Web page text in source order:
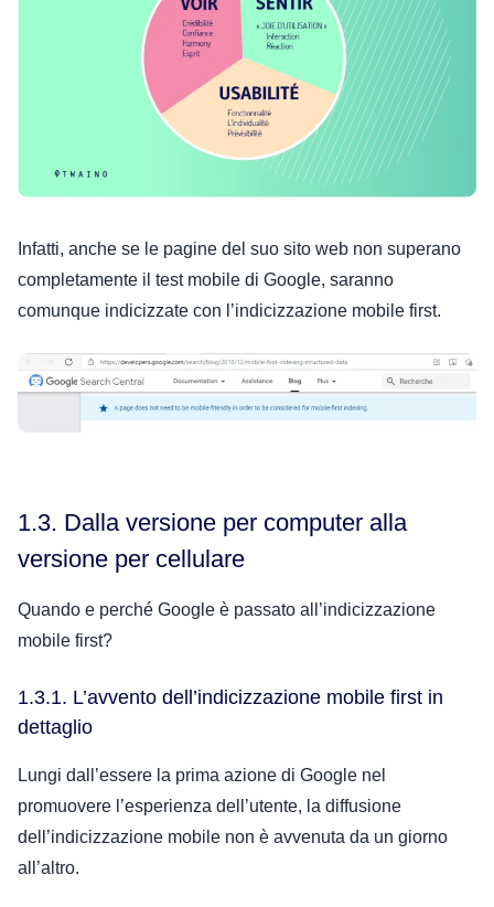
Infatti, anche se le pagine del suo sito web non superano
completamente il test mobile di Google, saranno
comunque indicizzate con l’indicizzazione mobile first.
1.3. Dalla versione per computer alla
versione per cellulare
Quando e perché Google è passato all’indicizzazione
mobile first?
1.3.1. L’avvento dell’indicizzazione mobile first in
dettaglio
Lungi dall’essere la prima azione di Google nel
promuovere l’esperienza dell’utente, la diffusione
dell’indicizzazione mobile non è avvenuta da un giorno
all’altro.